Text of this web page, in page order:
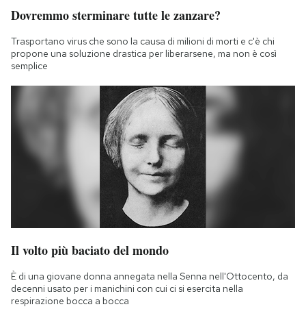
Dovremmo sterminare tutte le zanzare?
Trasportano virus che sono la causa di milioni di morti e c'è chi
propone una soluzione drastica per liberarsene, ma non è così
semplice
Il volto più baciato del mondo
È di una giovane donna annegata nella Senna nell'Ottocento, da
decenni usato per i manichini con cui ci si esercita nella
respirazione bocca a bocca